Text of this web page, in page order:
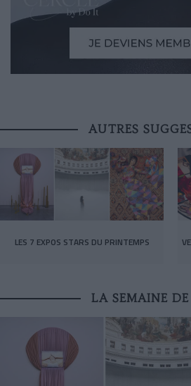
AUTRES
LES 7 EXPOS STARS DU PRINTEMPS
LA SEMAINE